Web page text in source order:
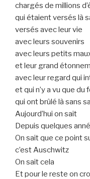
chargés de millions
qui étaient versés là
versés avec leur vie
avec leurs souvenirs
avec leurs petits
et leur grand
avec leur regard qui
et qui n’y a vu que du
qui ont brûlé là sans
Aujourd’hui on sait
Depuis quelques
On sait que ce point
c’est Auschwitz
On sait cela
Et pour le reste on